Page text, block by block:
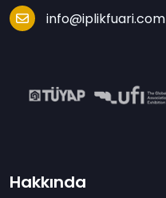
info@iplikfuari.com
Hakkında